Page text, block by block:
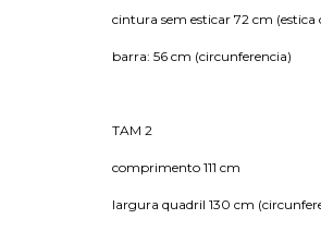
cintura sem esticar 72 cm
barra: 56 cm (circunferencia)
TAM 2
comprimento 111 cm
largura quadril 130 cm